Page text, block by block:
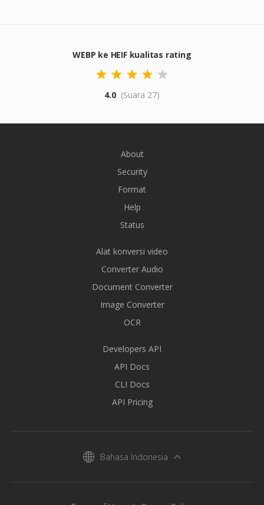
WEBP ke HEIF kualitas rating
4.0 (Suara 27)
About
Security
Format
Help
Status
Alat konversi video
Converter Audio
Document Converter
Image Converter
OCR
Developers API
API Docs
CLI Docs
API Pricing
Bahasa Indonesia